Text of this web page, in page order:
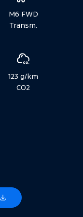
M6 FWD
Transm.
123 g/km
CO2